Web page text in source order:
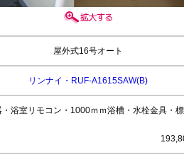
屋外式16号オート
リンナイ・RUF-A1615SAW(B)
・浴室リモコン・1000ｍｍ浴槽・水栓金具・